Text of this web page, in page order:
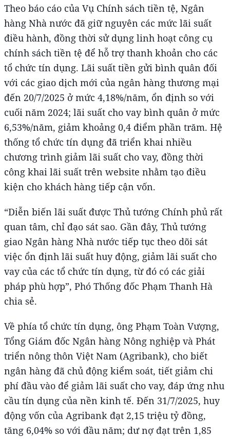
Theo báo cáo của Vụ Chính sách tiền tệ, Ngân
hàng Nhà nước đã giữ nguyên các mức lãi suất
điều hành, đồng thời sử dụng linh hoạt công cụ
chính sách tiền tệ để hỗ trợ thanh khoản cho các
tổ chức tín dụng. Lãi suất tiền gửi bình quân đối
với các giao dịch mới của ngân hàng thương mại
đến 20/7/2025 ở mức 4,18%/năm, ổn định so với
cuối năm 2024; lãi suất cho vay bình quân ở mức
6,53%/năm, giảm khoảng 0,4 điểm phần trăm. Hệ
thống tổ chức tín dụng đã triển khai nhiều
chương trình giảm lãi suất cho vay, đồng thời
công khai lãi suất trên website nhằm tạo điều
kiện cho khách hàng tiếp cận vốn.
“Diễn biến lãi suất được Thủ tướng Chính phủ rất
quan tâm, chỉ đạo sát sao. Gần đây, Thủ tướng
giao Ngân hàng Nhà nước tiếp tục theo dõi sát
việc ổn định lãi suất huy động, giảm lãi suất cho
vay của các tổ chức tín dụng, từ đó có các giải
pháp phù hợp”, Phó Thống đốc Phạm Thanh Hà
chia sẻ.
Về phía tổ chức tín dụng, ông Phạm Toàn Vượng,
Tổng Giám đốc Ngân hàng Nông nghiệp và Phát
triển nông thôn Việt Nam (Agribank), cho biết
ngân hàng đã chủ động kiểm soát, tiết giảm chi
phí đầu vào để giảm lãi suất cho vay, đáp ứng nhu
cầu tín dụng của nền kinh tế. Đến 31/7/2025, huy
động vốn của Agribank đạt 2,15 triệu tỷ đồng,
tăng 6,04% so với đầu năm; dư nợ đạt trên 1,85